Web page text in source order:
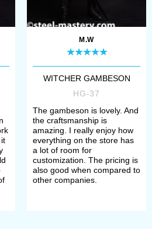
M.W
WITCHER GAMBESON
HG-37
The gambeson is lovely. And
the craftsmanship is
amazing. I really enjoy how
everything on the store has
a lot of room for
customization. The pricing is
also good when compared to
other companies.